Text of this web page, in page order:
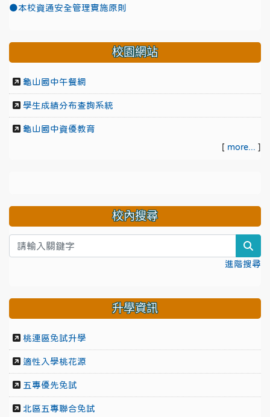
●本校資通安全管理實施原則
校園網站
龜山國中午餐網
學生成績分布查詢系統
龜山國中資優教育
[ more... ]
校內搜尋
進階搜尋
升學資訊
桃連區免試升學
適性入學桃花源
五專優先免試
北區五專聯合免試